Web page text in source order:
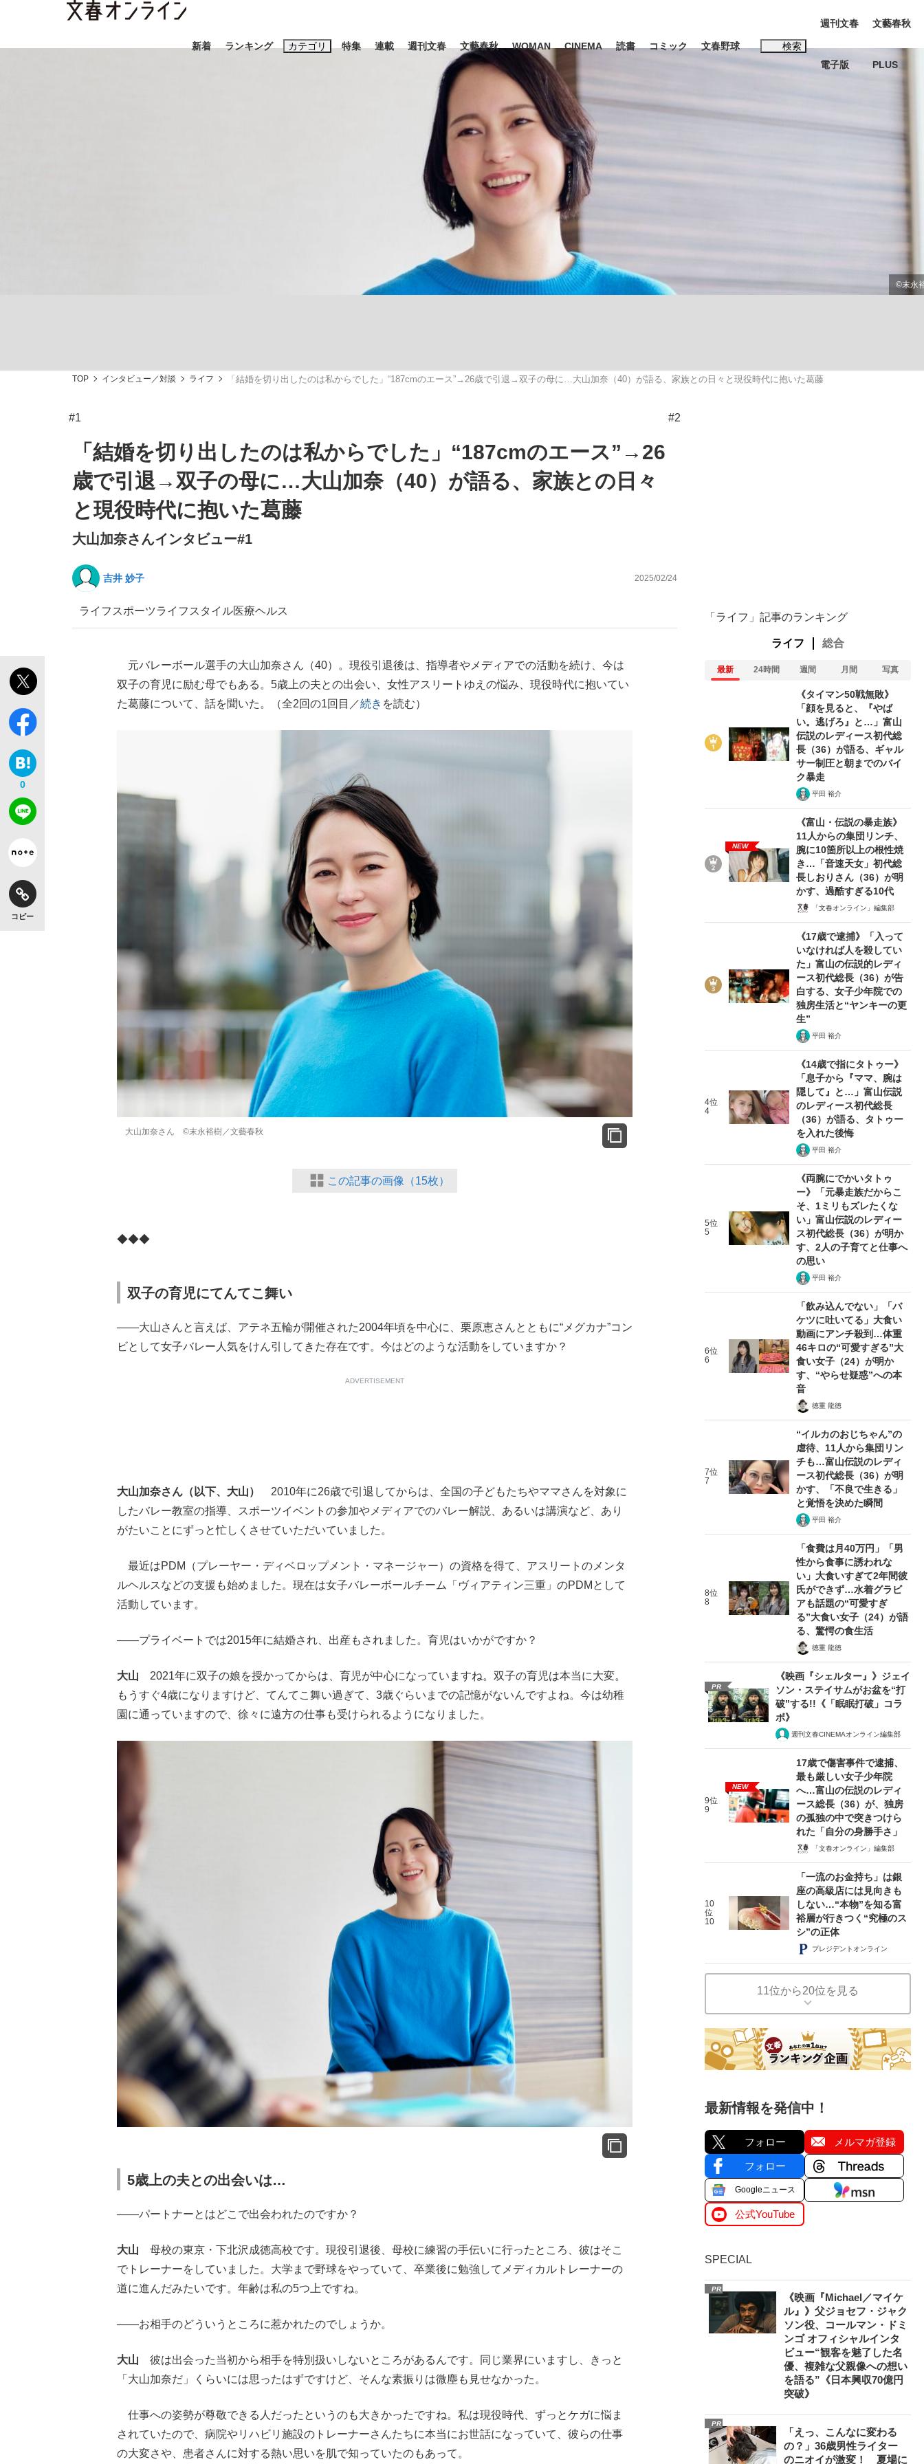
新着 ランキング カテゴリ
ライフ ビジネス
「90%は失敗する。でも…」本田圭佑が初めて明かした日本代表監督に... 「最悪の空気のまま解散」WBC日本代表“敗戦”の真実 選手が明かす...
特集
観る将棋、読む将棋
the Style
連載 週刊文春 文藝春秋 WOMAN CINEMA 読書 コミック 文春野球 検索
キーワード入力
#後藤真希 #森岡毅 #城彰二 #内田有紀
#松田聖子
週刊文春
電子版
文藝春秋
PLUS
TOP インタビュー／対談 ライフ 「結婚を切り出したのは私からでした」“187cmのエース”→26歳で引退→双子の母に…大山加奈（40）が語る、家族との日々と現役時代に抱いた葛藤
#1 #2
「結婚を切り出したのは私からでした」“187cmのエース”→26
歳で引退→双子の母に…大山加奈（40）が語る、家族との日々
と現役時代に抱いた葛藤
大山加奈さんインタビュー#1
吉井 妙子 2025/02/24
ライフ スポーツライフスタイル医療ヘルス
0
コピー
元バレーボール選手の大山加奈さん（40）。現役引退後は、指導者やメディアでの活動を続け、今は
双子の育児に励む母でもある。5歳上の夫との出会い、女性アスリートゆえの悩み、現役時代に抱いてい
た葛藤について、話を聞いた。（全2回の1回目／続き を読む）
大山加奈さん ©末永裕樹／文藝春秋
この記事の画像（15枚）
◆◆◆
双子の育児にてんてこ舞い
――大山さんと言えば、アテネ五輪が開催された2004年頃を中心に、栗原恵さんとともに“メグカナ”コン
ビとして女子バレー人気をけん引してきた存在です。今はどのような活動をしていますか？
ADVERTISEMENT
大山加奈さん（以下、大山） 2010年に26歳で引退してからは、全国の子どもたちやママさんを対象に
したバレー教室の指導、スポーツイベントの参加やメディアでのバレー解説、あるいは講演など、あり
がたいことにずっと忙しくさせていただいていました。
最近はPDM（プレーヤー・ディベロップメント・マネージャー）の資格を得て、アスリートのメンタ
ルヘルスなどの支援も始めました。現在は女子バレーボールチーム「ヴィアティン三重」のPDMとして
活動しています。
――プライベートでは2015年に結婚され、出産もされました。育児はいかがですか？
大山 2021年に双子の娘を授かってからは、育児が中心になっていますね。双子の育児は本当に大変。
もうすぐ4歳になりますけど、てんてこ舞い過ぎて、3歳ぐらいまでの記憶がないんですよね。今は幼稚
園に通っていますので、徐々に遠方の仕事も受けられるようになりました。
5歳上の夫との出会いは…
――パートナーとはどこで出会われたのですか？
大山 母校の東京・下北沢成徳高校です。現役引退後、母校に練習の手伝いに行ったところ、彼はそこ
でトレーナーをしていました。大学まで野球をやっていて、卒業後に勉強してメディカルトレーナーの
道に進んだみたいです。年齢は私の5つ上ですね。
――お相手のどういうところに惹かれたのでしょうか。
大山 彼は出会った当初から相手を特別扱いしないところがあるんです。同じ業界にいますし、きっと
「大山加奈だ」くらいには思ったはずですけど、そんな素振りは微塵も見せなかった。
仕事への姿勢が尊敬できる人だったというのも大きかったですね。私は現役時代、ずっとケガに悩ま
されていたので、病院やリハビリ施設のトレーナーさんたちに本当にお世話になっていて、彼らの仕事
の大変さや、患者さんに対する熱い思いを肌で知っていたのもあって。
「ライフ」記事のランキング
ライフ 総合
最新 24時間 週間 月間 写真
《タイマン50戦無敗》
「顔を見ると、『やば
い。逃げろ』と…」富山
伝説のレディース初代総
長（36）が語る、ギャル
サー制圧と朝までのバイ
ク暴走
平田 裕介
NEW
《富山・伝説の暴走族》
11人からの集団リンチ、
腕に10箇所以上の根性焼
き…「音速天女」初代総
長しおりさん（36）が明
かす、過酷すぎる10代
「文春オンライン」編集部
《17歳で逮捕》「入って
いなければ人を殺してい
た」富山の伝説的レディ
ース初代総長（36）が告
白する、女子少年院での
独房生活と“ヤンキーの更
生”
平田 裕介
4位
4
《14歳で指にタトゥー》
「息子から『ママ、腕は
隠して』と…」富山伝説
のレディース初代総長
（36）が語る、タトゥー
を入れた後悔
平田 裕介
5位
5
《両腕にでかいタトゥ
ー》「元暴走族だからこ
そ、1ミリもズレたくな
い」富山伝説のレディー
ス初代総長（36）が明か
す、2人の子育てと仕事へ
の思い
平田 裕介
6位
6
「飲み込んでない」「バ
ケツに吐いてる」大食い
動画にアンチ殺到…体重
46キロの“可愛すぎる”大
食い女子（24）が明か
す、“やらせ疑惑”への本
音
徳重 龍徳
7位
7
“イルカのおじちゃん”の
虐待、11人から集団リン
チも…富山伝説のレディ
ース初代総長（36）が明
かす、「不良で生きる」
と覚悟を決めた瞬間
平田 裕介
8位
8
「食費は月40万円」「男
性から食事に誘われな
い」大食いすぎて2年間彼
氏ができず…水着グラビ
アも話題の“可愛すぎ
る”大食い女子（24）が語
る、驚愕の食生活
徳重 龍徳
PR
《映画『シェルター』》ジェイ
ソン・ステイサムがお盆を“打
破”する!!《「眠眠打破」コラ
ボ》
週刊文春CINEMAオンライン編集部
9位
9
NEW
17歳で傷害事件で逮捕、
最も厳しい女子少年院
へ…富山の伝説のレディ
ース総長（36）が、独房
の孤独の中で突きつけら
れた「自分の身勝手さ」
「文春オンライン」編集部
10
位
10
「一流のお金持ち」は銀
座の高級店には見向きも
しない…“本物”を知る富
裕層が行きつく“究極のス
シ”の正体
プレジデントオンライン
11位から20位を見る
最新情報を発信中！
フォロー メルマガ登録
フォロー
Googleニュース
公式YouTube
SPECIAL
PR
《映画『Michael／マイケ
ル』》父ジョセフ・ジャク
ソン役、コールマン・ドミ
ンゴ オフィシャルインタ
ビュー“観客を魅了した名
優、複雑な父親像への想い
を語る”《日本興収70億円
突破》
PR
「えっ、こんなに変わる
の？」36歳男性ライター
のニオイが激変！ 夏場に